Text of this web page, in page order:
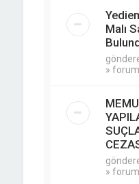
Malı
» forum
» forum